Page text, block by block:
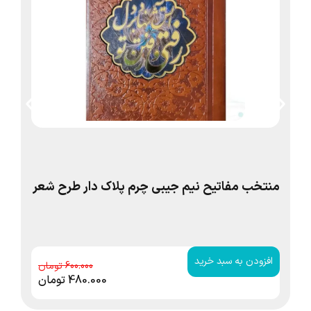
منتخب مفاتیح نیم جیبی چرم پلاک دار طرح شعر
افزودن به سبد خرید 600.000
480.000تومان